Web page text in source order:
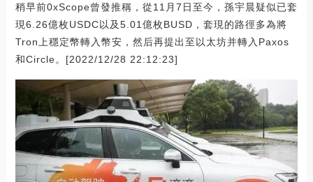
稍早前0xScope曾發推稱，從11月7日至今，孫宇晨疑似已套
現6.26億枚USDC以及5.01億枚BUSD，套現的路徑多為將
Tron上穩定幣轉入幣安，然后再提出至以太坊并轉入Paxos
和Circle。[2022/12/28 22:12:23]